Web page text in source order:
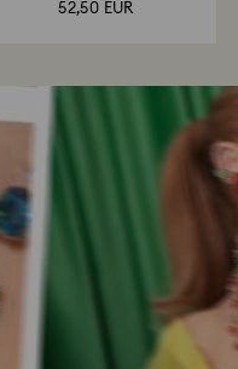
52,50 EUR